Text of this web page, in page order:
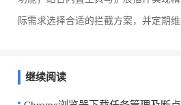
际需求选择合适的拦截方案，并定期
继续阅读